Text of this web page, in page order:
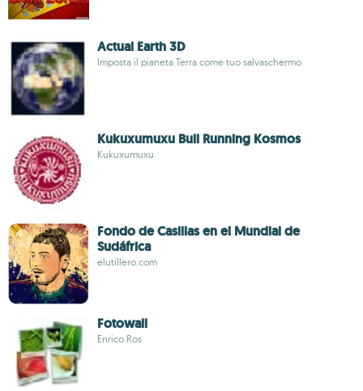
Actual Earth 3D
Imposta il pianeta Terra come tuo salvaschermo
Kukuxumuxu Bull Running Kosmos
Kukuxumuxu
Fondo de Casillas en el Mundial de
Sudáfrica
elutillero.com
Fotowall
Enrico Ros